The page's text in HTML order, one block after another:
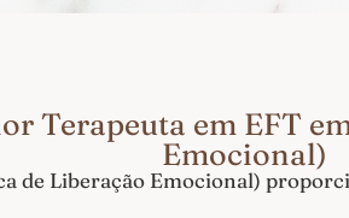
Terapeuta em EFT
Emocional)
de Liberação Emocional)